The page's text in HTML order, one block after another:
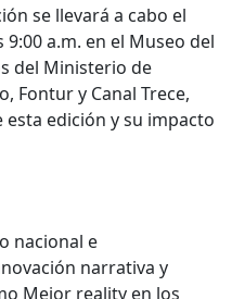
se llevará a cabo el
a.m. en el Museo del
del Ministerio de
Fontur y Canal Trece,
edición y su impacto
nacional e
narrativa y
Mejor reality en los